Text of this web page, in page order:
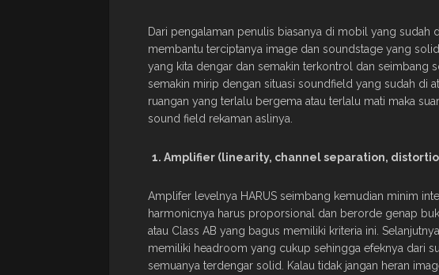
Dari pengalaman penulis biasanya di mobil yang sudah
membantu terciptanya image dan soundstage yang
yang kita dengar dan semakin terkontrol dan seimbang
semakin mirip dengan situasi soundfield yang sudah di
ruangan yang terlalu bergema atau terlalu mati maka
sound field rekaman aslinya.
Amplifier (linearity, channel separation,
Amplifer levelnya HARUS seimbang kemudian minim
harmonicnya harus proporsional dan berorde genap
atau Class AB yang bagus memiliki kriteria ini.
memiliki headroom yang cukup sehingga efeknya dari
semuanya terdengar solid. Kalau tidak jangan heran